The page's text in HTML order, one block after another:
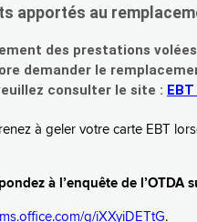
apportés au
des prestations
demander le
consulter le site :
à geler votre carte EBT
à l’enquête de l’OTDA
g/iXXyiDETtG.